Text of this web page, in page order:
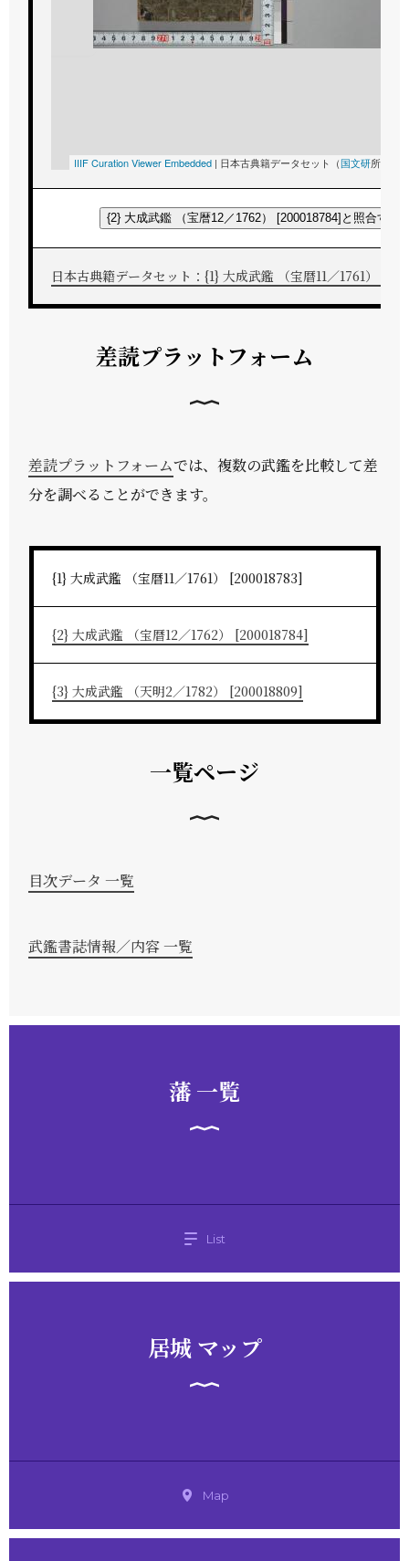
IIIF Curation Viewer Embedded | 日本古典籍データセット（国文研所蔵）
{2} 大成武鑑 （宝暦12／1762） [200018784]と照合する
日本古典籍データセット：{1} 大成武鑑 （宝暦11／1761）
差読プラットフォーム
差読プラットフォームでは、複数の武鑑を比較して差
分を調べることができます。
{1} 大成武鑑 （宝暦11／1761） [200018783]
{2} 大成武鑑 （宝暦12／1762） [200018784]
{3} 大成武鑑 （天明2／1782） [200018809]
一覧ページ
目次データ 一覧
武鑑書誌情報／内容 一覧
藩 一覧
List
居城 マップ
Map